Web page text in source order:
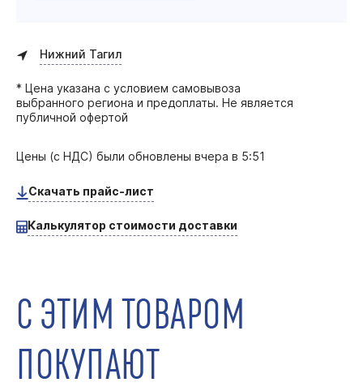
Нижний Тагил
* Цена указана с условием самовывоза
выбранного региона и предоплаты. Не является
публичной офертой
Цены (с НДС) были обновлены вчера в 5:51
Скачать прайс-лист
Калькулятор стоимости доставки
С ЭТИМ ТОВАРОМ
ПОКУПАЮТ